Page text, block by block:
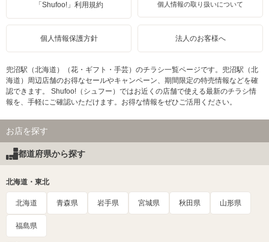
「Shufoo!」利用規約 個人情報の取り扱いについて
個人情報保護方針 法人のお客様へ
兜沼駅（北海道）（花・ギフト・手芸）のチラシ一覧ページです。兜沼駅（北
海道）周辺店舗のお得なセールやキャンペーン、期間限定の特売情報などを確
認できます。 Shufoo!（シュフー）ではお近くの店舗で使える最新のチラシ情
報を、手軽にご確認いただけます。お得な情報をぜひご活用ください。
お店を探す
都道府県から探す
北海道・東北
北海道 青森県 岩手県 宮城県 秋田県 山形県
福島県